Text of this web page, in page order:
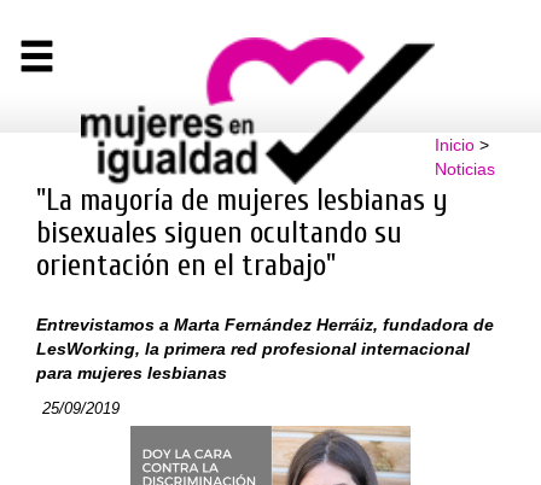
Inicio>
Noticias
"La mayoría de mujeres lesbianas y
bisexuales siguen ocultando su
orientación en el trabajo"
Entrevistamos a Marta Fernández Herráiz, fundadora de
LesWorking, la primera red profesional internacional
para mujeres lesbianas
25/09/2019